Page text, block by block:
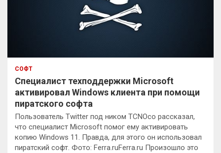
СОФТ
Специалист техподдержки Microsoft
активировал Windows клиента при помощи
пиратского софта
Пользователь Twitter под ником TCNOco рассказал,
что специалист Microsoft помог ему активировать
копию Windows 11. Правда, для этого он использовал
пиратский софт. Фото: Ferra.ruFerra.ru Произошло это